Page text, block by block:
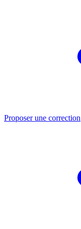
Proposer une correction